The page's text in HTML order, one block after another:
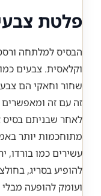
פלטת
הבסיס למלתחה
וקלאסית. צבעים כמו
שחור וחאקי הם
זה עם זה ומאפשרים
לאחר שבניתם בסיס
מתוחכמות יותר
עשירים כמו בורדו,
להופיע בסריג,
ועומק להופעה